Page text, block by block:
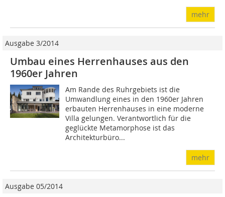
mehr
Ausgabe 3/2014
Umbau eines Herrenhauses aus den
1960er Jahren
Am Rande des Ruhrgebiets ist die
Umwandlung eines in den 1960er Jahren
erbauten Herrenhauses in eine moderne
Villa gelungen. Verantwortlich für die
geglückte Metamorphose ist das
Architekturbüro...
mehr
Ausgabe 05/2014